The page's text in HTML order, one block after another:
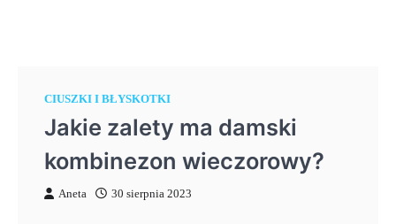
CIUSZKI I BŁYSKOTKI
Jakie zalety ma damski
kombinezon wieczorowy?
Aneta 30 sierpnia 2023